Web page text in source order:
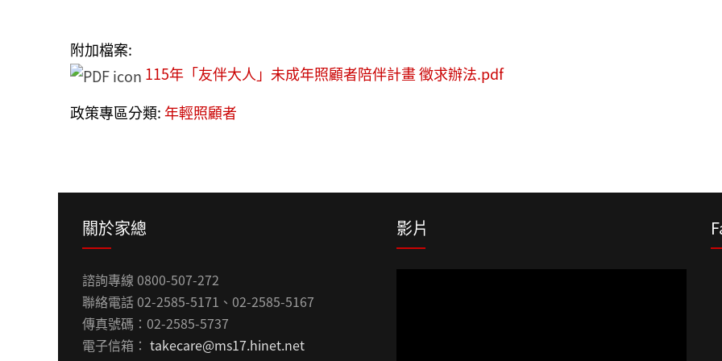
附加檔案:
115年「友伴大人」未成年照顧者陪伴計畫 徵求辦法.pdf
政策專區分類:年輕照顧者
關於家總
諮詢專線 0800-507-272
聯絡電話 02-2585-5171、02-2585-5167
傳真號碼：02-2585-5737
電子信箱： takecare@ms17.hinet.net
影片